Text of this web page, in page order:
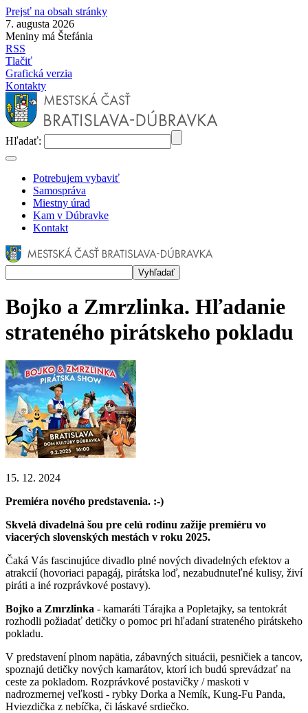
Prejsť na obsah stránky
7. augusta 2026
Meniny má Štefánia
RSS
Tlačiť
Grafická verzia
Kontakty
Hľadať:
Potrebujem vybaviť
Samospráva
Miestny úrad
Kam v Dúbravke
Kontakt
Bojko a Zmrzlinka. Hľadanie
strateného pirátskeho pokladu
15. 12. 2024
Premiéra nového predstavenia. :-)
Skvelá divadelná šou pre celú rodinu zažije premiéru vo
viacerých slovenských mestách v roku 2025.
Čaká Vás fascinujúce divadlo plné nových divadelných efektov a
atrakcií (hovoriaci papagáj, pirátska loď, nezabudnuteľné kulisy, živí
piráti a iné rozprávkové postavy).
Bojko a Zmrzlinka - kamaráti Tárajka a Popletajky, sa tentokrát
rozhodli požiadať detičky o pomoc pri hľadaní strateného pirátskeho
pokladu.
V predstavení plnom napätia, zábavných situácii, pesničiek a tancov,
spoznajú detičky nových kamarátov, ktorí ich budú sprevádzať na
ceste za pokladom. Rozprávkové postavičky / maskoti v
nadrozmernej veľkosti - rybky Dorka a Nemík, Kung-Fu Panda,
Hviezdička z nebíčka, či láskavé srdiečko.